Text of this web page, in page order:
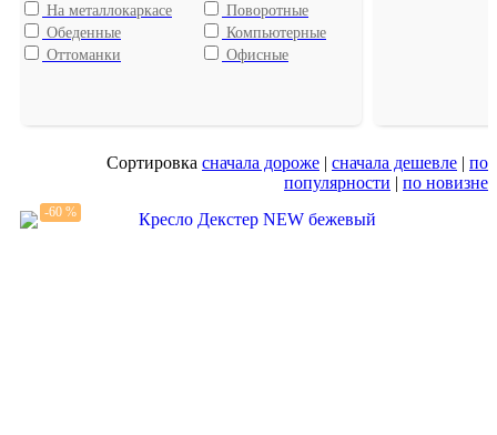
На металлокаркасе
Обеденные
Оттоманки
Поворотные
Компьютерные
Офисные
Сортировка сначала дороже | сначала дешевле | по
популярности | по новизне
-60 %